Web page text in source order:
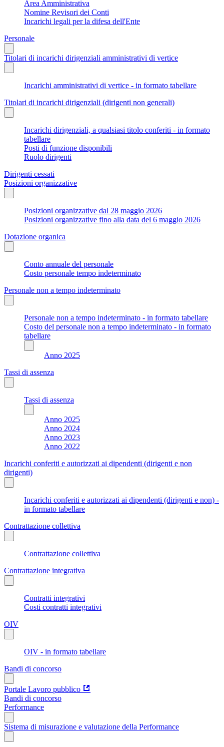
Area Amministrativa
Nomine Revisori dei Conti
Incarichi legali per la difesa dell'Ente
Personale
Titolari di incarichi dirigenziali amministrativi di vertice
Incarichi amministrativi di vertice - in formato tabellare
Titolari di incarichi dirigenziali (dirigenti non generali)
Incarichi dirigenziali, a qualsiasi titolo conferiti - in formato
tabellare
Posti di funzione disponibili
Ruolo dirigenti
Dirigenti cessati
Posizioni organizzative
Posizioni organizzative dal 28 maggio 2026
Posizioni organizzative fino alla data del 6 maggio 2026
Dotazione organica
Conto annuale del personale
Costo personale tempo indeterminato
Personale non a tempo indeterminato
Personale non a tempo indeterminato - in formato tabellare
Costo del personale non a tempo indeterminato - in formato
tabellare
Anno 2025
Tassi di assenza
Tassi di assenza
Anno 2025
Anno 2024
Anno 2023
Anno 2022
Incarichi conferiti e autorizzati ai dipendenti (dirigenti e non
dirigenti)
Incarichi conferiti e autorizzati ai dipendenti (dirigenti e non) -
in formato tabellare
Contrattazione collettiva
Contrattazione collettiva
Contrattazione integrativa
Contratti integrativi
Costi contratti integrativi
OIV
OIV - in formato tabellare
Bandi di concorso
Portale Lavoro pubblico
Bandi di concorso
Performance
Sistema di misurazione e valutazione della Performance